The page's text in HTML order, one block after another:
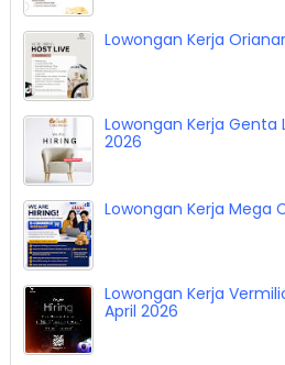
Lowongan Kerja
Lowongan Kerja Genta
2026
Lowongan Kerja Mega
Lowongan Kerja
April 2026